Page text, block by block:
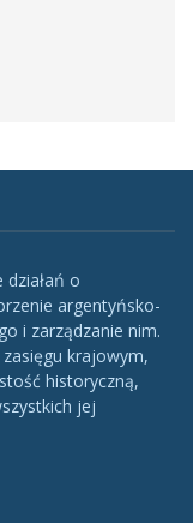
o
argentyńsko-
i zarządzanie nim.
krajowym,
historyczną,
jej